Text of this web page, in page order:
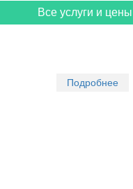
Все услуги и
Подробнее